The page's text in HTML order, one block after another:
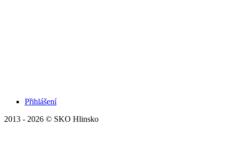
Přihlášení
2013 - 2026 © SKO Hlinsko